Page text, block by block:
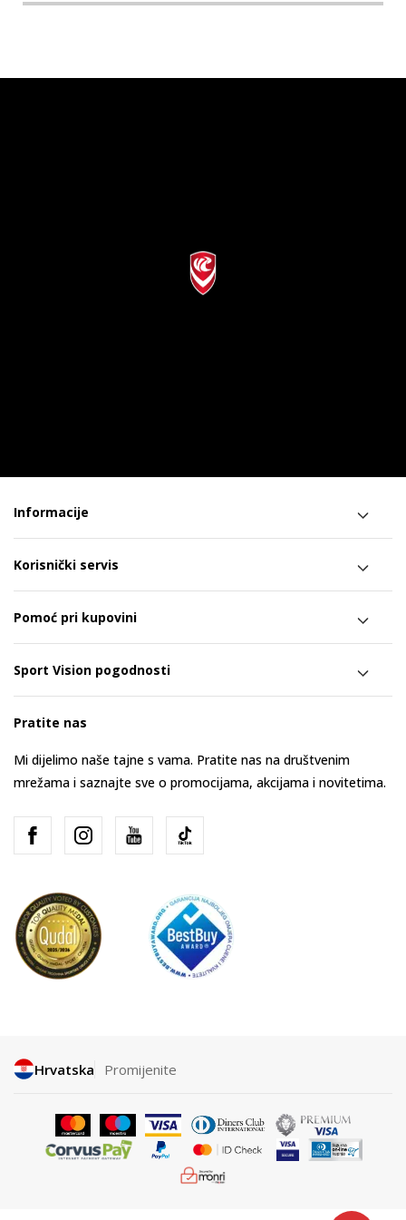
Informacije
Korisnički servis
Pomoć pri kupovini
Sport Vision pogodnosti
Pratite nas
Mi dijelimo naše tajne s vama. Pratite nas na društvenim
mrežama i saznajte sve o promocijama, akcijama i novitetima.
Hrvatska Promijenite